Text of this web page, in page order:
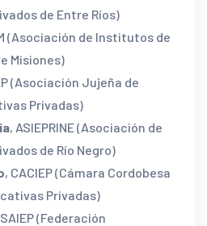
de Entre Ríos)
(Asociación de Institutos de
Misiones)
(Asociación Jujeña de
Privadas)
, ASIEPRINE (Asociación de
de Río Negro)
, CACIEP (Cámara Cordobesa
Privadas)
(Federación